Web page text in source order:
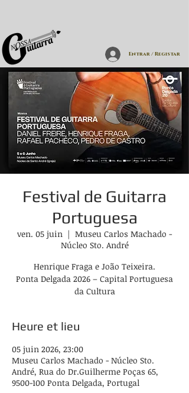
Entrar / Registar
Festival de Guitarra
Portuguesa
ven. 05 juin
  |
Museu Carlos Machado -
Núcleo Sto. André
Henrique Fraga e João Teixeira.
Ponta Delgada 2026 – Capital Portuguesa
da Cultura
Heure et lieu
05 juin 2026, 23:00
Museu Carlos Machado - Núcleo Sto.
André, Rua do Dr.Guilherme Poças 65,
9500-100 Ponta Delgada, Portugal